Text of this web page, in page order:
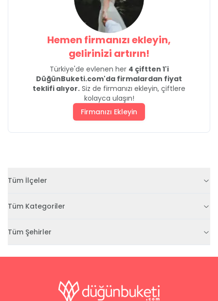
Hemen firmanızı ekleyin,
gelirinizi artırın!
Türkiye'de evlenen her 4 çiftten 1'i
DüğünBuketi.com'da firmalardan fiyat
teklifi alıyor. Siz de firmanızı ekleyin, çiftlere
kolayca ulaşın!
Firmanızı Ekleyin
Tüm İlçeler
Tüm Kategoriler
Tüm Şehirler